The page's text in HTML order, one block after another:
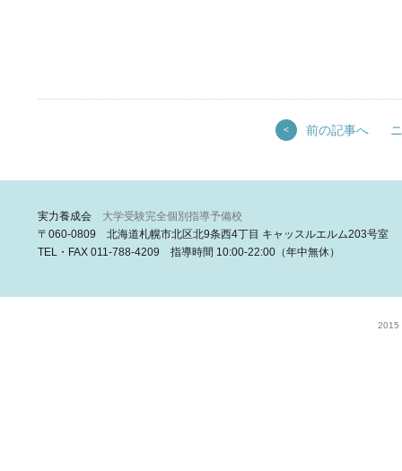
< 前の記事へ
実力養成会 大学受験完全個別指導予備校
〒060-0809 北海道札幌市北区北9条西4丁目 キャッスルエルム203号室
TEL・FAX 011-788-4209 指導時間 10:00-22:00（年中無休）
2015